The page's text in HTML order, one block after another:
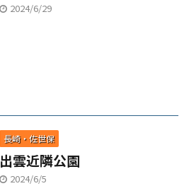
2024/6/29
長崎・佐世保
出雲近隣公園
2024/6/5